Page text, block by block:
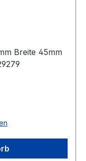
Breite 45mm